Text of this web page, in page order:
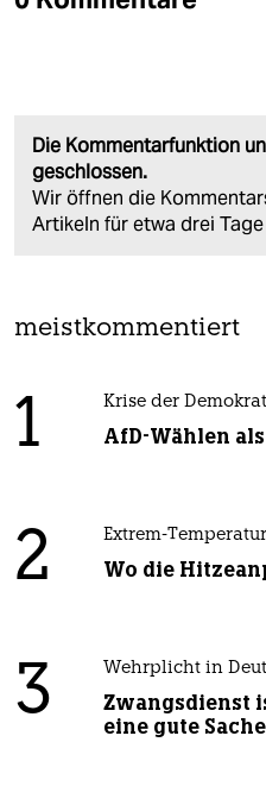
Die Kommentarfunktion
geschlossen.
Wir öffnen die
Artikeln für etwa drei Tage
meistkommentiert
1 Krise der
AfD-Wählen
2 Extrem-
Wo die
3 Wehrplicht in
Zwangsdienst
eine gute Sache